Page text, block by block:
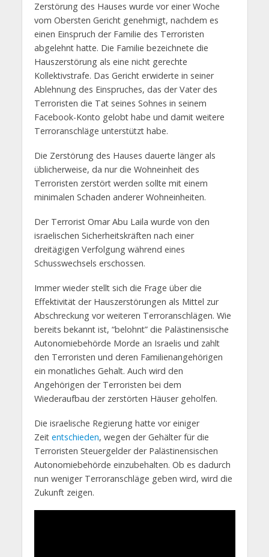
Zerstörung des Hauses wurde vor einer Woche
vom Obersten Gericht genehmigt, nachdem es
einen Einspruch der Familie des Terroristen
abgelehnt hatte. Die Familie bezeichnete die
Hauszerstörung als eine nicht gerechte
Kollektivstrafe. Das Gericht erwiderte in seiner
Ablehnung des Einspruches, das der Vater des
Terroristen die Tat seines Sohnes in seinem
Facebook-Konto gelobt habe und damit weitere
Terroranschläge unterstützt habe.
Die Zerstörung des Hauses dauerte länger als
üblicherweise, da nur die Wohneinheit des
Terroristen zerstört werden sollte mit einem
minimalen Schaden anderer Wohneinheiten.
Der Terrorist Omar Abu Laila wurde von den
israelischen Sicherheitskräften nach einer
dreitägigen Verfolgung während eines
Schusswechsels erschossen.
Immer wieder stellt sich die Frage über die
Effektivität der Hauszerstörungen als Mittel zur
Abschreckung vor weiteren Terroranschlägen. Wie
bereits bekannt ist, “belohnt” die Palästinensische
Autonomiebehörde Morde an Israelis und zahlt
den Terroristen und deren Familienangehörigen
ein monatliches Gehalt. Auch wird den
Angehörigen der Terroristen bei dem
Wiederaufbau der zerstörten Häuser geholfen.
Die israelische Regierung hatte vor einiger
Zeit entschieden, wegen der Gehälter für die
Terroristen Steuergelder der Palästinensischen
Autonomiebehörde einzubehalten. Ob es dadurch
nun weniger Terroranschläge geben wird, wird die
Zukunft zeigen.